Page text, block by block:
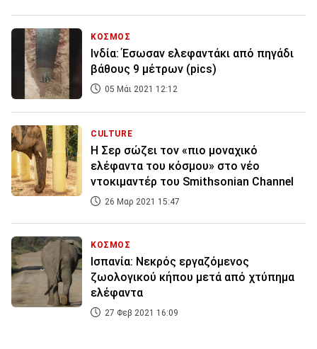
ΚΟΣΜΟΣ
Ινδία: Έσωσαν ελεφαντάκι από πηγάδι
βάθους 9 μέτρων (pics)
05 Μάι 2021 12:12
CULTURE
Η Σερ σώζει τον «πιο μοναχικό
ελέφαντα του κόσμου» στο νέο
ντοκιμαντέρ του Smithsonian Channel
26 Μαρ 2021 15:47
ΚΟΣΜΟΣ
Ισπανία: Νεκρός εργαζόμενος
ζωολογικού κήπου μετά από χτύπημα
ελέφαντα
27 Φεβ 2021 16:09